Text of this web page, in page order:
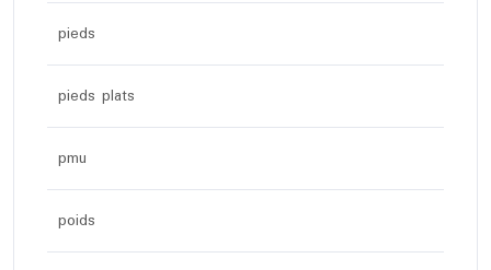
pieds
pieds plats
pmu
poids